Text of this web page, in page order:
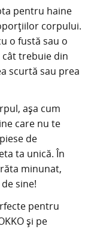
pentru haine
corpului.
o fustă sau o
cât trebuie din
scurtă sau prea
așa cum
care nu te
de
ta unică. În
minunat,
sine!
pentru
și pe